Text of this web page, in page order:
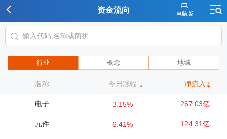
资金流向
行业 概念 地域
名称 今日涨幅 净流入
电子 3.15% 267.03亿
元件 6.41% 124.31亿